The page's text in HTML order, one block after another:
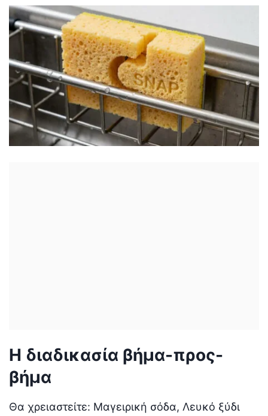
Η διαδικασία βήμα-προς-
βήμα
Θα χρειαστείτε: Μαγειρική σόδα, Λευκό ξύδι